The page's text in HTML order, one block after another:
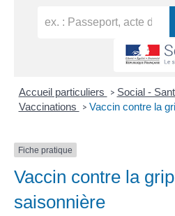
Accueil particuliers > Social -
Vaccinations
> Vaccin contre la
Fiche pratique
Vaccin contre la
saisonnière